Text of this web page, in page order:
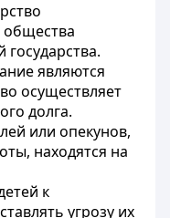
общества
являются
осуществляет
долга.
или опекунов,
находятся на
к
угрозу их